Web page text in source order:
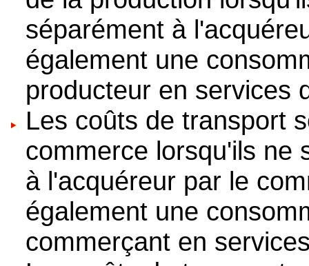
séparément à
également une
producteur en services
Les coûts de transport
commerce lorsqu'ils ne
à l'acquéreur par le
également une
commerçant en